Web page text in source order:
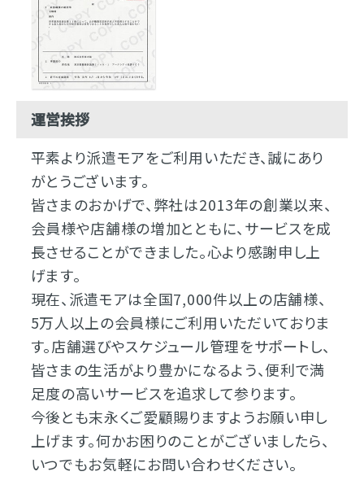
運営挨拶
平素より派遣モアをご利用いただき、誠にあり
がとうございます。
皆さまのおかげで、弊社は2013年の創業以来、
会員様や店舗様の増加とともに、サービスを成
長させることができました。心より感謝申し上
げます。
現在、派遣モアは全国7,000件以上の店舗様、
5万人以上の会員様にご利用いただいておりま
す。店舗選びやスケジュール管理をサポートし、
皆さまの生活がより豊かになるよう、便利で満
足度の高いサービスを追求して参ります。
今後とも末永くご愛顧賜りますようお願い申し
上げます。何かお困りのことがございましたら、
いつでもお気軽にお問い合わせください。